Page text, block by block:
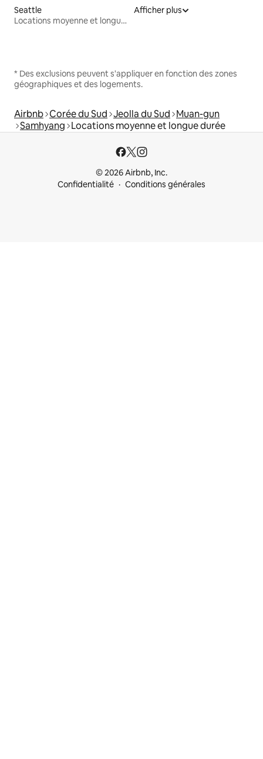
Seattle
Locations moyenne et longue durée
Afficher plus
* Des exclusions peuvent s'appliquer en fonction des zones
géographiques et des logements.
Airbnb Corée du Sud Jeolla du Sud Muan-gun
Samhyang Locations moyenne et longue durée
© 2026 Airbnb, Inc.
Confidentialité
Conditions générales